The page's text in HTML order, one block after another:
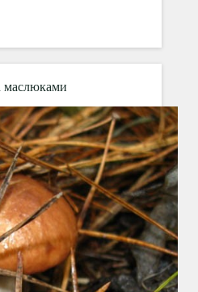
маслюками